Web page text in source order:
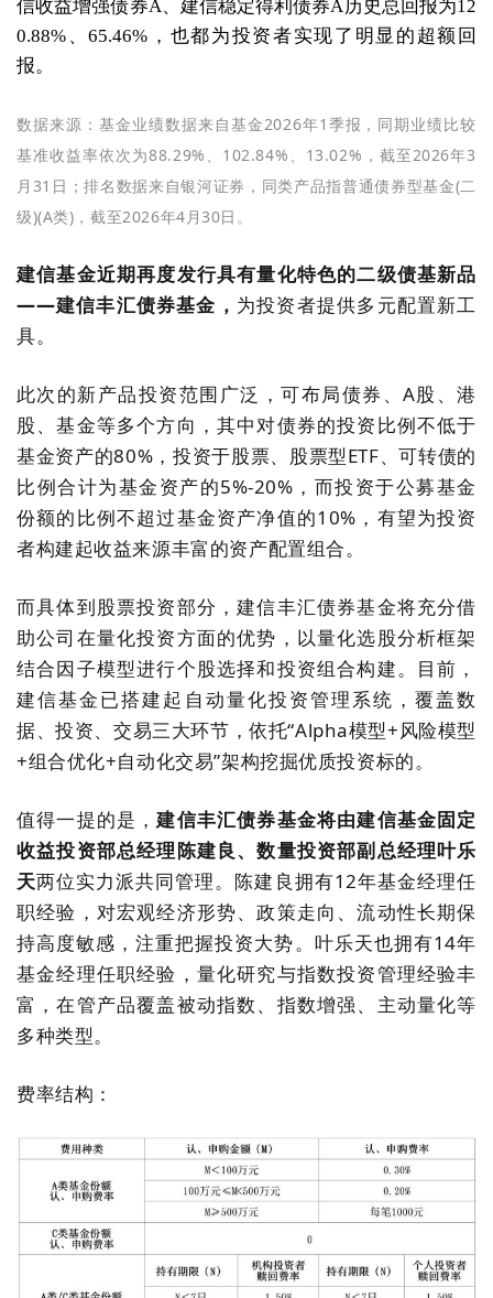
信收益增强债券A、建信稳定得利债券A历史总回报为12
0.88%、65.46%，也都为投资者实现了明显的超额回
报。
数据来源：基金业绩数据来自基金2026年1季报，同期业绩比较
基准收益率依次为88.29%、102.84%、13.02%，截至2026年3
月31日；排名数据来自银河证券，同类产品指普通债券型基金(二
级)(A类)，截至2026年4月30日。
建信基金近期再度发行具有量化特色的二级债基新品
——建信丰汇债券基金 ， 为投资者提供多元配置新工
具。
此次的新产品投资范围广泛，可布局债券、A股、港
股、基金等多个方向，其中对债券的投资比例不低于
基金资产的80%，投资于股票、股票型ETF、可转债的
比例合计为基金资产的5%-20%，而投资于公募基金
份额的比例不超过基金资产净值的10%，有望为投资
者构建起收益来源丰富的资产配置组合。
而具体到股票投资部分，建信丰汇债券基金将充分借
助公司在量化投资方面的优势，以量化选股分析框架
结合因子模型进行个股选择和投资组合构建。目前，
建信基金已搭建起自动量化投资管理系统，覆盖数
据、投资、交易三大环节，依托“Alpha模型+风险模型
+组合优化+自动化交易”架构挖掘优质投资标的。
值得一提的是，建信丰汇债券基金将由建信基金固定
收益投资部总经理陈建良、数量投资部副总经理叶乐
天两位实力派共同管理。陈建良拥有12年基金经理任
职经验，对宏观经济形势、政策走向、流动性长期保
持高度敏感，注重把握投资大势。叶乐天也拥有14年
基金经理任职经验，量化研究与指数投资管理经验丰
富，在管产品覆盖被动指数、指数增强、主动量化等
多种类型。
费率结构：